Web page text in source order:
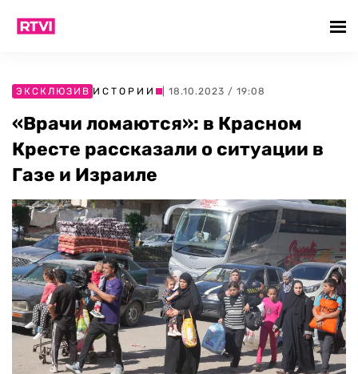
ЭКСКЛЮЗИВ ИСТОРИИ | 18.10.2023 / 19:08
«Врачи ломаются»: в Красном
Кресте рассказали о ситуации в
Газе и Израиле